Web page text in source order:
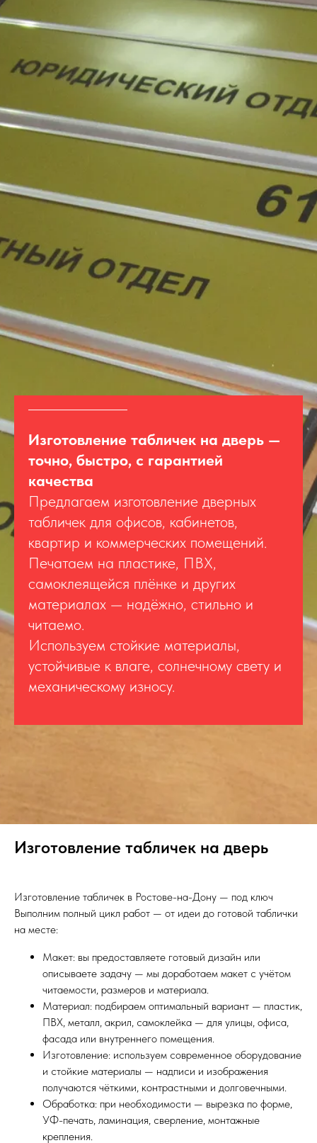
Изготовление табличек на дверь —
точно, быстро, с гарантией
качества
Предлагаем изготовление дверных
табличек для офисов, кабинетов,
квартир и коммерческих помещений.
Печатаем на пластике, ПВХ,
самоклеящейся плёнке и других
материалах — надёжно, стильно и
читаемо.
Используем стойкие материалы,
устойчивые к влаге, солнечному свету и
механическому износу.
Изготовление табличек на дверь
Изготовление табличек в Ростове-на-Дону — под ключ
Выполним полный цикл работ — от идеи до готовой таблички
на месте:
Макет: вы предоставляете готовый дизайн или
описываете задачу — мы доработаем макет с учётом
читаемости, размеров и материала.
Материал: подбираем оптимальный вариант — пластик,
ПВХ, металл, акрил, самоклейка — для улицы, офиса,
фасада или внутреннего помещения.
Изготовление: используем современное оборудование
и стойкие материалы — надписи и изображения
получаются чёткими, контрастными и долговечными.
Обработка: при необходимости — вырезка по форме,
УФ-печать, ламинация, сверление, монтажные
крепления.